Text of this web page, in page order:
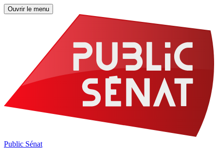
Ouvrir le menu
Public Sénat